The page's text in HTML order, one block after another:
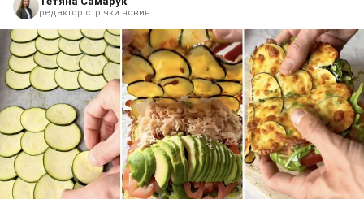
редактор стрічки новин